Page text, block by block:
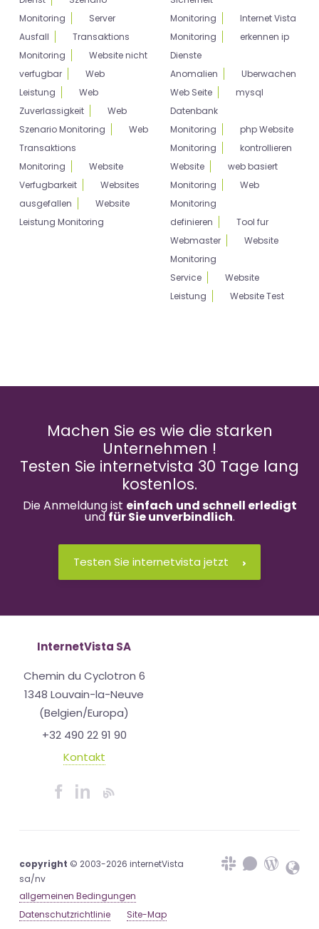
Monitoring
Server
Ausfall
Transaktions
Monitoring
Website nicht
verfugbar
Web
Leistung
Web
Zuverlassigkeit
Web
Szenario Monitoring
Web
Transaktions
Monitoring
Website
Verfugbarkeit
Websites
ausgefallen
Website
Leistung Monitoring
Monitoring
Internet Vista
Monitoring
erkennen ip
Dienste
Anomalien
Uberwachen
Web Seite
mysql
Datenbank
Monitoring
php Website
Monitoring
kontrollieren
Website
web basiert
Monitoring
Web
Monitoring
definieren
Tool fur
Webmaster
Website
Monitoring
Service
Website
Leistung
Website Test
Machen Sie es wie die starken
Unternehmen !
Testen Sie internetvista 30 Tage lang
kostenlos.
Die Anmeldung ist einfach und schnell erledigt
undfür Sie unverbindlich.
Testen Sie internetvista jetzt
InternetVista SA
Chemin du Cyclotron 6
1348 Louvain-la-Neuve
(Belgien/Europa)
+32 490 22 91 90
Kontakt
copyright © 2003-2026 internetVista
sa/nv
allgemeinen Bedingungen
Datenschutzrichtlinie
Site-Map